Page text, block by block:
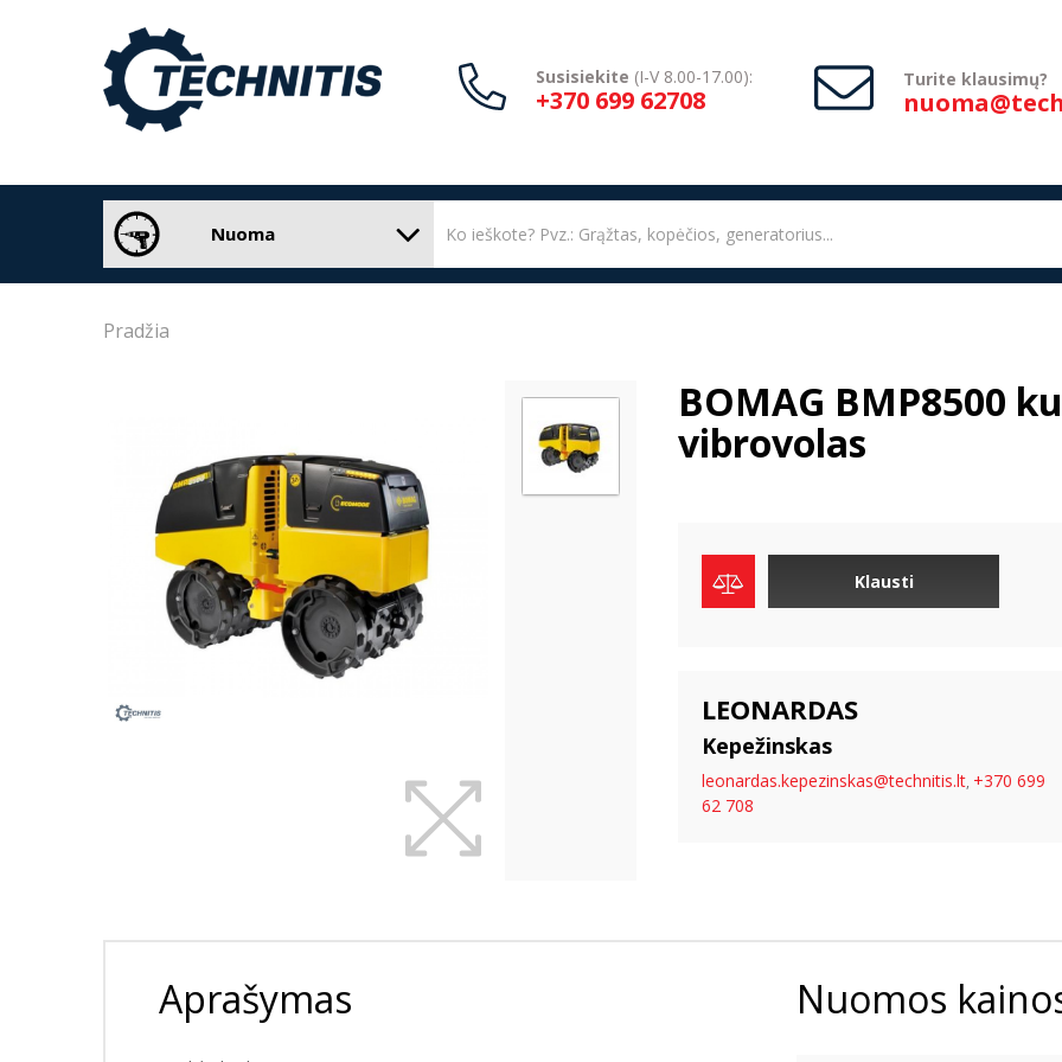
Susisiekite (I-V 8.00-17.00):
+370 699 62708
Turite klausimų?
Nuoma
Pradžia
BOMAG BMP8500
vibrovolas
Klausti
LEONARDAS
Kepežinskas
leonardas.kepezinskas@technitis.lt, +370 699
62 708
Aprašymas Nuomos